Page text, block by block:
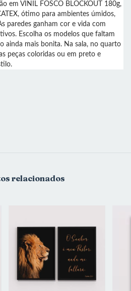
em VINIL FOSCO BLOCKOUT 180g,
ótimo para ambientes úmidos,
paredes ganham cor e vida com
Escolha os modelos que faltam
ainda mais bonita. Na sala, no quarto
peças coloridas ou em preto e
relacionados